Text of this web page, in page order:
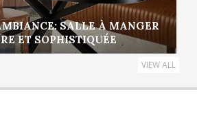
SALLE À MANGER
ET SOPHISTIQUÉE
VIEW ALL